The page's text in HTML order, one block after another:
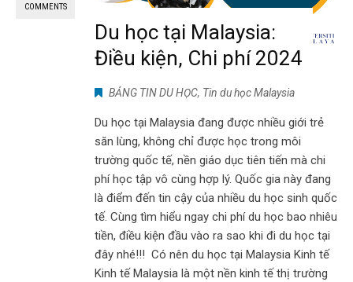
COMMENTS
Du học tại Malaysia:
Điều kiện, Chi phí 2024
BẢNG TIN DU HỌC, Tin du học Malaysia
Du học tại Malaysia đang được nhiều giới trẻ
săn lùng, không chỉ được học trong môi
trường quốc tế, nền giáo dục tiên tiến mà chi
phí học tập vô cùng hợp lý. Quốc gia này đang
là điểm đến tin cậy của nhiều du học sinh quốc
tế. Cùng tìm hiểu ngay chi phí du học bao nhiêu
tiền, điều kiện đầu vào ra sao khi đi du học tại
đây nhé!!! Có nên du học tại Malaysia Kinh tế
Kinh tế Malaysia là một nền kinh tế thị trường